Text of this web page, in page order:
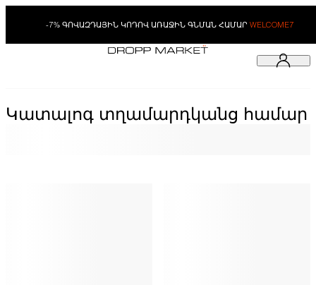
-7% ԳՈՎԱԶԴԱՅԻՆ ԿՈԴՈՎ ԱՌԱՋԻՆ ԳՆՄԱՆ ՀԱՄԱՐ WELCOME7
Կատալոգ տղամարդկանց համար